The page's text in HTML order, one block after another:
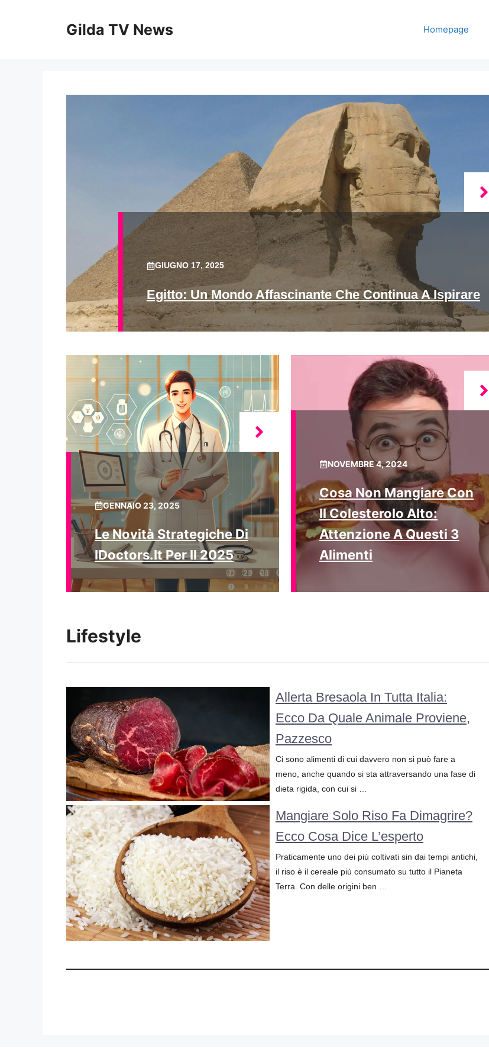
Gilda TV News Homepage
GIUGNO 17, 2025
Egitto: Un Mondo Affascinante Che Continua A Ispirare
GENNAIO 23, 2025
Le Novità Strategiche Di
IDoctors.it Per Il 2025
NOVEMBRE 4, 2024
Cosa Non Mangiare Con
Il Colesterolo Alto:
Attenzione A Questi 3
Alimenti
Lifestyle
Allerta Bresaola In Tutta Italia:
Ecco Da Quale Animale Proviene,
Pazzesco
Ci sono alimenti di cui davvero non si può fare a
meno, anche quando si sta attraversando una fase di
dieta rigida, con cui si …
Mangiare Solo Riso Fa Dimagrire?
Ecco Cosa Dice L’esperto
Praticamente uno dei più coltivati sin dai tempi antichi,
il riso è il cereale più consumato su tutto il Pianeta
Terra. Con delle origini ben …